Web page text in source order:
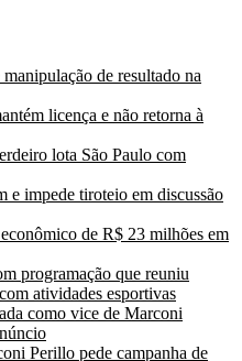
de resultado na
licença e não retorna à
lota São Paulo com
e impede tiroteio em discussão
de R$ 23 milhões em
programação que reuniu
atividades esportivas
como vice de Marconi
Perillo pede campanha de